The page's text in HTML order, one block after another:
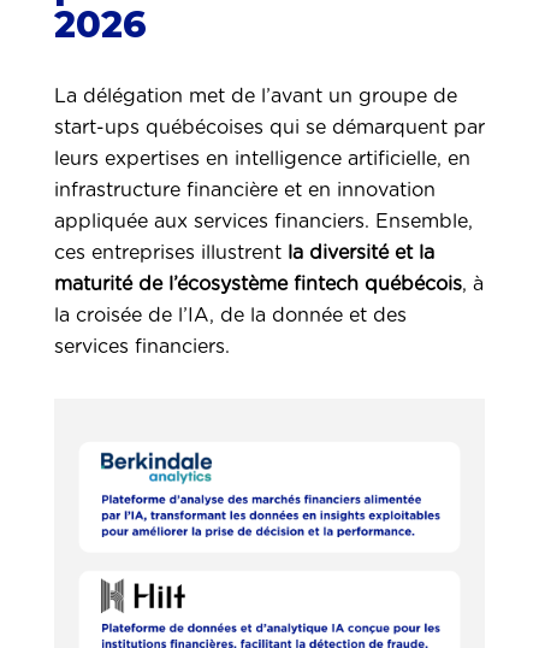
2026
La délégation met de l’avant un groupe de
start-ups québécoises qui se démarquent par
leurs expertises en intelligence artificielle, en
infrastructure financière et en innovation
appliquée aux services financiers. Ensemble,
ces entreprises illustrent la diversité et la
maturité de l’écosystème fintech québécois, à
la croisée de l’IA, de la donnée et des
services financiers.